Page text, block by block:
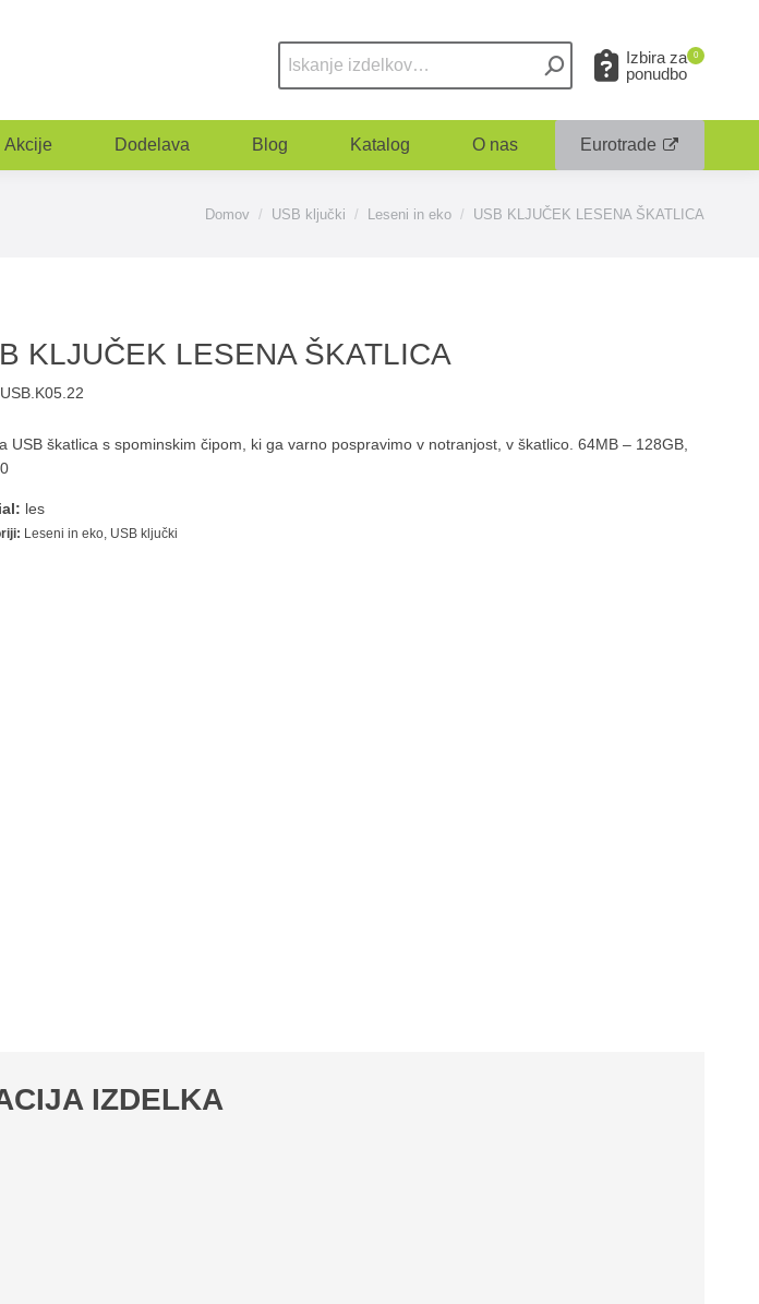
Izbira za
ponudbo
0
Akcije Dodelava Blog Katalog O nas Eurotrade
You are here:
Domov USB ključki Leseni in eko USB KLJUČEK LESENA ŠKATLICA
KLJUČEK LESENA ŠKATLICA
USB.K05.22
USB škatlica s spominskim čipom, ki ga varno pospravimo v notranjost, v škatlico. 64MB – 128GB,
les
Leseni in eko, USB ključki
IZDELKA